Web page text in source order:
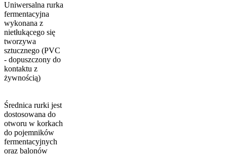
Uniwersalna rurka
fermentacyjna
wykonana z
nietłukącego się
tworzywa
sztucznego (PVC
- dopuszczony do
kontaktu z
żywnością)
Średnica rurki jest
dostosowana do
otworu w korkach
do pojemników
fermentacyjnych
oraz balonów